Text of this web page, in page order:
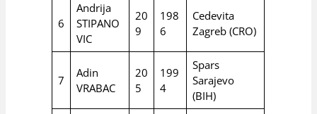
6
Andrija
STIPANO
VIC
20
9
198
6
Cedevita
Zagreb (CRO)
7
Adin
VRABAC
20
5
199
4
Spars
Sarajevo
(BIH)